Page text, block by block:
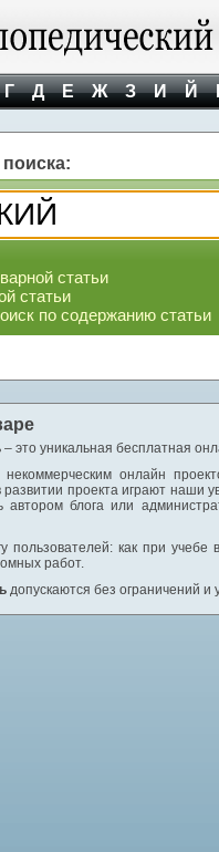
Г Д Е Ж З И Й
статьи
статьи
по содержанию статьи
– это уникальная бесплатная
некоммерческим онлайн
проекта играют наши
блога или
пользователей: как при
работ.
допускаются без ограничений и